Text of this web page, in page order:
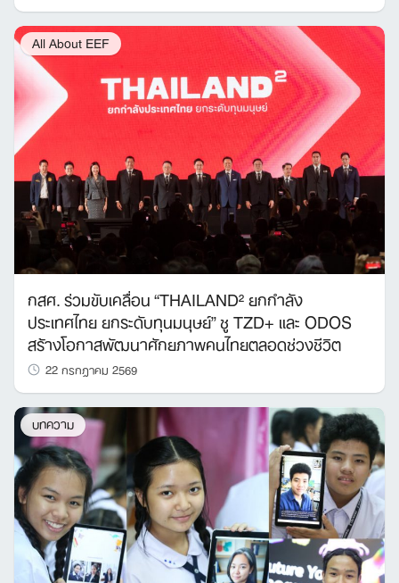
All About EEF
กสศ. ร่วมขับเคลื่อน “THAILAND² ยกกำลัง
ประเทศไทย ยกระดับทุนมนุษย์” ชู TZD+ และ ODOS
สร้างโอกาสพัฒนาศักยภาพคนไทยตลอดช่วงชีวิต
22 กรกฎาคม 2569
บทความ